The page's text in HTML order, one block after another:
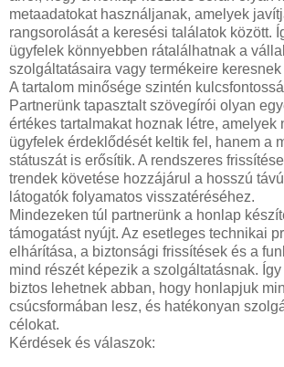
metaadatokat használjanak, amelyek
rangsorolását a keresési találatok között.
ügyfelek könnyebben rátalálhatnak a
szolgáltatásaira vagy termékeire keresnek
A tartalom minősége szintén
Partnerünk tapasztalt szövegírói olyan
értékes tartalmakat hoznak létre, amelyek
ügyfelek érdeklődését keltik fel, hanem a
státuszát is erősítik. A rendszeres
trendek követése hozzájárul a hosszú
látogatók folyamatos visszatéréséhez.
Mindezeken túl partnerünk a honlap
támogatást nyújt. Az esetleges technikai
elhárítása, a biztonsági frissítések és a
mind részét képezik a szolgáltatásnak.
biztos lehetnek abban, hogy honlapjuk
csúcsformában lesz, és hatékonyan
célokat.
Kérdések és válaszok: